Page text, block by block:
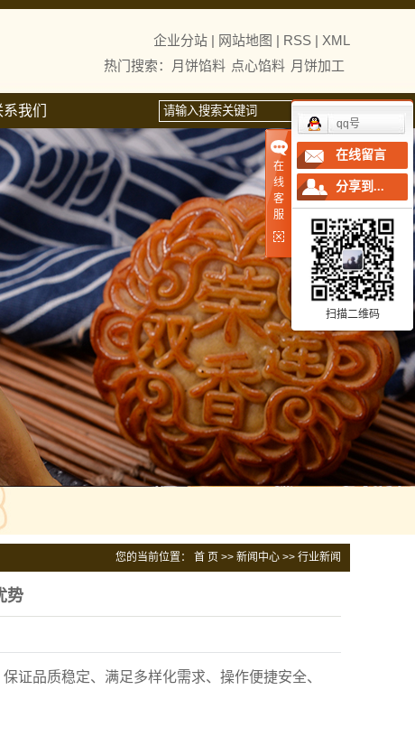
企业分站 | 网站地图 | RSS | XML
热门搜索：
月饼馅料 点心馅料 月饼加工
我们
您的当前位置： 首 页 >> 新闻中心 >> 行业新闻
势
证品质稳定、满足多样化需求、操作便捷安全、
在
线
客
服
qq号
在线留言
分享到...
扫描二维码